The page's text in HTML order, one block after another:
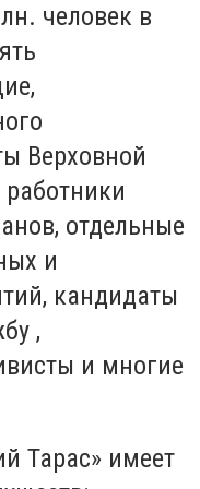
человек в
Верховной
отдельные
и
кандидаты
,
и многие
Тарас» имеет